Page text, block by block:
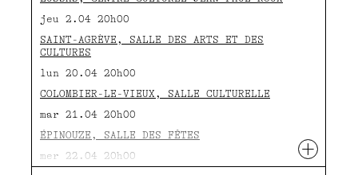
jeu 2.04 20h00
SAINT-AGRÈVE, SALLE DES ARTS ET DES
CULTURES
lun 20.04 20h00
COLOMBIER-LE-VIEUX, SALLE CULTURELLE
mar 21.04 20h00
ÉPINOUZE, SALLE DES FÊTES
mer 22.04 20h00
+